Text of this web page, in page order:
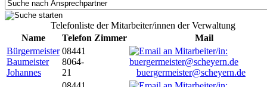
Telefonliste der Mitarbeiter/innen der Verwaltung
Name
Telefon Zimmer
Mail
Bürgermeister
Baumeister
Johannes
08441
8064-
21
buergermeister@scheyern.de